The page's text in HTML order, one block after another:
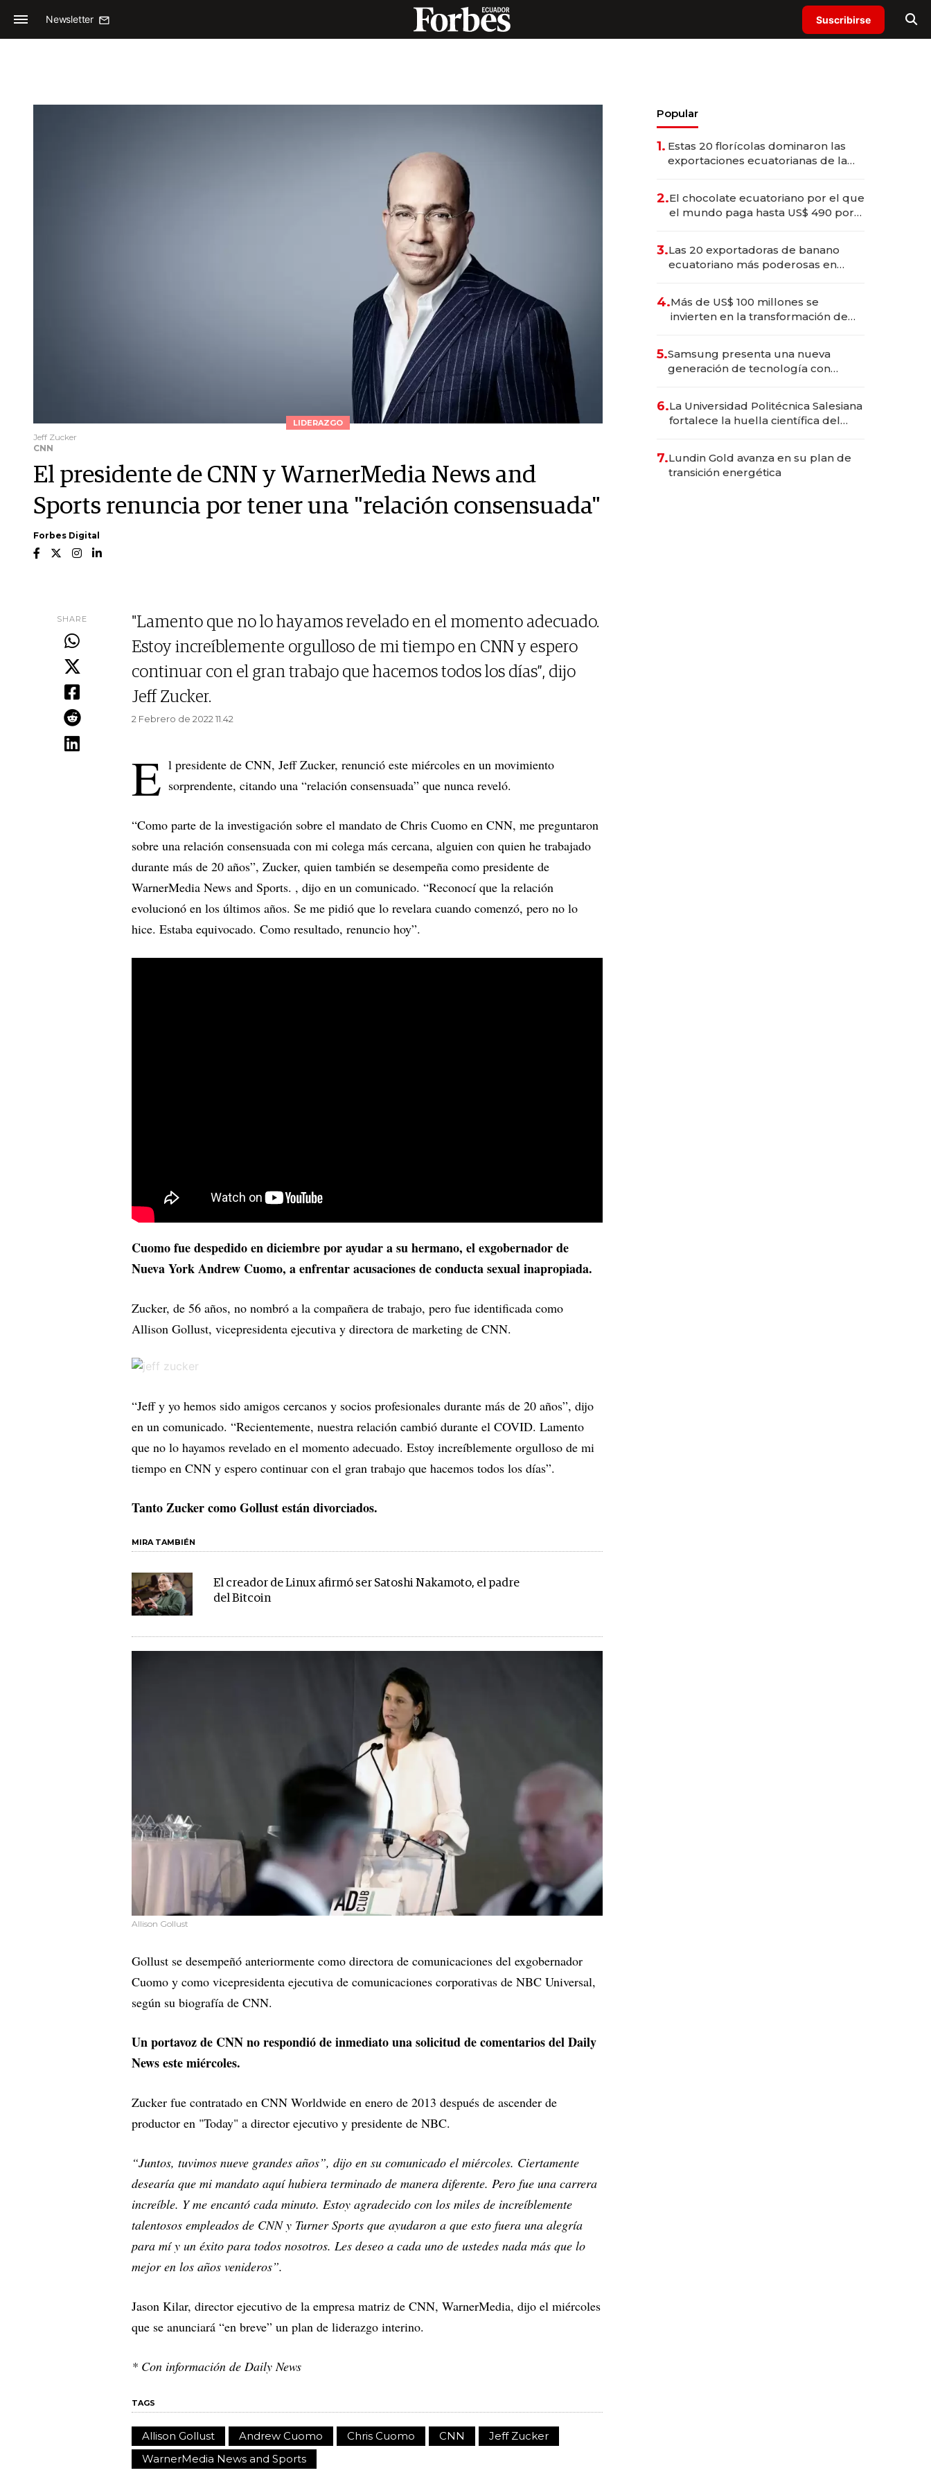
Newsletter Suscribirse
LIDERAZGO
Jeff Zucker
CNN
El presidente de CNN y WarnerMedia News and
Sports renuncia por tener una "relación consensuada"
Forbes Digital
SHARE
"Lamento que no lo hayamos revelado en el momento adecuado.
Estoy increíblemente orgulloso de mi tiempo en CNN y espero
continuar con el gran trabajo que hacemos todos los días”, dijo
Jeff Zucker.
2 Febrero de 2022 11.42
E l presidente de CNN, Jeff Zucker, renunció este miércoles en un movimiento
sorprendente, citando una “relación consensuada” que nunca reveló.
“Como parte de la investigación sobre el mandato de Chris Cuomo en CNN, me preguntaron
sobre una relación consensuada con mi colega más cercana, alguien con quien he trabajado
durante más de 20 años”, Zucker, quien también se desempeña como presidente de
WarnerMedia News and Sports. , dijo en un comunicado. “Reconocí que la relación
evolucionó en los últimos años. Se me pidió que lo revelara cuando comenzó, pero no lo
hice. Estaba equivocado. Como resultado, renuncio hoy”.
Cuomo fue despedido en diciembre por ayudar a su hermano, el exgobernador de
Nueva York Andrew Cuomo, a enfrentar acusaciones de conducta sexual inapropiada.
Zucker, de 56 años, no nombró a la compañera de trabajo, pero fue identificada como
Allison Gollust, vicepresidenta ejecutiva y directora de marketing de CNN.
“Jeff y yo hemos sido amigos cercanos y socios profesionales durante más de 20 años”, dijo
en un comunicado. “Recientemente, nuestra relación cambió durante el COVID. Lamento
que no lo hayamos revelado en el momento adecuado. Estoy increíblemente orgulloso de mi
tiempo en CNN y espero continuar con el gran trabajo que hacemos todos los días”.
Tanto Zucker como Gollust están divorciados.
MIRA TAMBIÉN
El creador de Linux afirmó ser Satoshi Nakamoto, el padre
del Bitcoin
Allison Gollust
Gollust se desempeñó anteriormente como directora de comunicaciones del exgobernador
Cuomo y como vicepresidenta ejecutiva de comunicaciones corporativas de NBC Universal,
según su biografía de CNN.
Un portavoz de CNN no respondió de inmediato una solicitud de comentarios del Daily
News este miércoles.
Zucker fue contratado en CNN Worldwide en enero de 2013 después de ascender de
productor en "Today" a director ejecutivo y presidente de NBC.
“Juntos, tuvimos nueve grandes años”, dijo en su comunicado el miércoles. Ciertamente
desearía que mi mandato aquí hubiera terminado de manera diferente. Pero fue una carrera
increíble. Y me encantó cada minuto. Estoy agradecido con los miles de increíblemente
talentosos empleados de CNN y Turner Sports que ayudaron a que esto fuera una alegría
para mí y un éxito para todos nosotros. Les deseo a cada uno de ustedes nada más que lo
mejor en los años venideros”.
Jason Kilar, director ejecutivo de la empresa matriz de CNN, WarnerMedia, dijo el miércoles
que se anunciará “en breve” un plan de liderazgo interino.
* Con información de Daily News
TAGS
Allison Gollust Andrew Cuomo Chris Cuomo CNN
Jeff Zucker
WarnerMedia News and Sports
Popular
1. Estas 20 florícolas dominaron las
exportaciones ecuatorianas de la
2.El chocolate ecuatoriano por el que
el mundo paga hasta US$ 490 por
3.Las 20 exportadoras de banano
ecuatoriano más poderosas en
4.Más de US$ 100 millones se
invierten en la transformación de
5.Samsung presenta una nueva
generación de tecnología con
6.La Universidad Politécnica Salesiana
fortalece la huella científica del
7.Lundin Gold avanza en su plan de
transición energética